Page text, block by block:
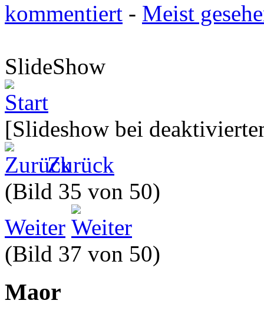
kommentiert - Meist
SlideShow
[Slideshow bei
Zurück
(Bild 35 von 50)
Weiter
(Bild 37 von 50)
Maor